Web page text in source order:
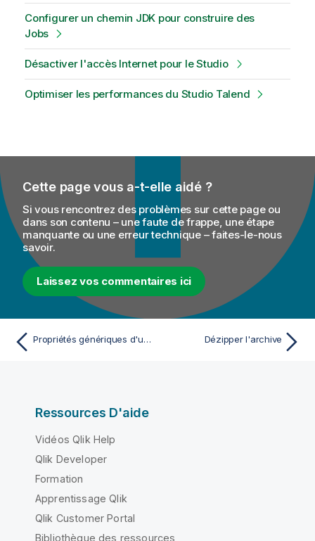
Configurer un chemin JDK pour construire des
Jobs
Désactiver l'accès Internet pour le Studio
Optimiser les performances du Studio Talend
Cette page vous a-t-elle aidé ?
Si vous rencontrez des problèmes sur cette page ou
dans son contenu – une faute de frappe, une étape
manquante ou une erreur technique – faites-le-nous
savoir.
Laissez vos commentaires ici
Propriétés génériques d'un événement d'audit MDM Dézipper l'archive
Ressources D'aide
Vidéos Qlik Help
Qlik Developer
Formation
Apprentissage Qlik
Qlik Customer Portal
Bibliothèque des ressources